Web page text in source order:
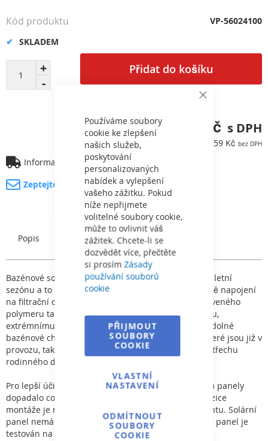
Close
Bar
Používáme soubory
cookie ke zlepšení
našich služeb,
poskytování
personalizovaných
nabídek a vylepšení
vašeho zážitku. Pokud
níže nepřijmete
volitelné soubory cookie,
může to ovlivnit váš
zážitek. Chcete-li se
dozvědět více, přečtěte
si prosímZásady
používání souborů
cookie
PŘIJMOUT
SOUBORY
COOKIE
VLASTNÍ
NASTAVENÍ
ODMÍTNOUT
SOUBORY
COOKIE
Přidat do košíku
6 067,65 Kč
5 014,59 Kč
SKLADEM
Kód produktu VP-56024100
Informace o dopravě
Zeptejte se na produkt
Popis Charakteristický
Bazénové solární kolektory - výrazně Vám prodlouží letní
sezónu a to při téměř nulových nákladech. (V případě napojení
na filtrační okruh). Jsou vyrobeny ze speciálně upraveného
polymeru tak, aby byly odolné proti UV záření, mrazu,
extrémnímu znečištění ovzduší, oxidaci. Jsou také odolné
bazénové chemii. Lze je instalovat jak k bazénům které jsou již v
provozu, tak k bazénům nově zbudovaným a to na střechu
rodinného domu, garáže, nebo na zahradu.
Pro lepší účinnost vyberte správné místo tak, aby na panely
dopadalo co nejvíce slunečních paprsků. Ideální pozice
montáže je na jihozápad při úhlu 15--30° od horizontu. Solární
panel nemá téměř žádnou tlakovou ztrátu, každý SC panel je
testován na tlak 2,5 bar.